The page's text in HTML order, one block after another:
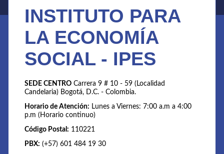
INSTITUTO PARA
LA ECONOMÍA
SOCIAL - IPES
SEDE CENTRO Carrera 9 # 10 - 59 (Localidad
Candelaria) Bogotá, D.C. - Colombia.
Horario de Atención: Lunes a Viernes: 7:00 a.m a 4:00
p.m (Horario continuo)
Código Postal: 110221
PBX: (+57) 601 484 19 30